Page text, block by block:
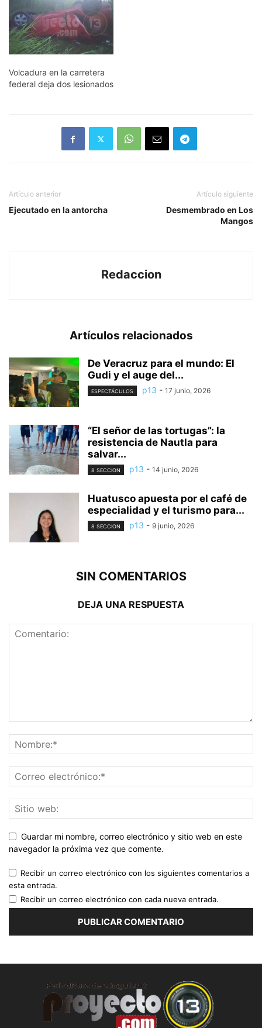
Volcadura en la carretera
federal deja dos lesionados
Artículo anterior
Ejecutado en la antorcha
Artículo siguiente
Desmembrado en Los
Mangos
Redaccion
Artículos relacionados
De Veracruz para el mundo: El
Gudi y el auge del...
ESPECTÁCULOS p13 - 17 junio, 2026
“El señor de las tortugas”: la
resistencia de Nautla para
salvar...
8 SECCION p13 - 14 junio, 2026
Huatusco apuesta por el café de
especialidad y el turismo para...
8 SECCION p13 - 9 junio, 2026
SIN COMENTARIOS
DEJA UNA RESPUESTA
Guardar mi nombre, correo electrónico y sitio web en este
navegador la próxima vez que comente.
Recibir un correo electrónico con los siguientes comentarios a
esta entrada.
Recibir un correo electrónico con cada nueva entrada.